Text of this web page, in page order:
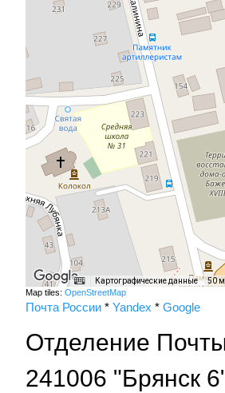
Картографические данные 50
Map tiles: OpenStreetMap
Почта России * Yandex * Google
Отделение
241006 "Брянск